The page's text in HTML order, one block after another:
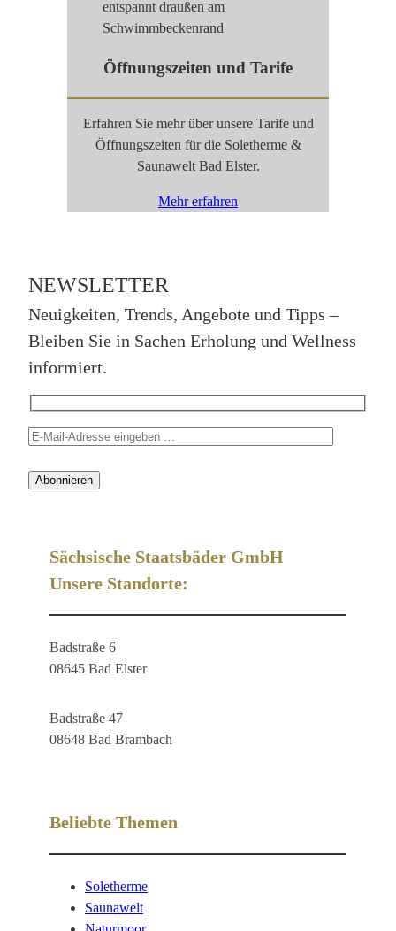
Öffnungszeiten und Tarife
Erfahren Sie mehr über unsere Tarife und
Öffnungszeiten für die Soletherme &
Saunawelt Bad Elster.
Mehr erfahren
NEWSLETTER
Neuigkeiten, Trends, Angebote und Tipps –
Bleiben Sie in Sachen Erholung und Wellness
informiert.
Sächsische Staatsbäder GmbH
Unsere Standorte:
Badstraße 6
08645 Bad Elster
Badstraße 47
08648 Bad Brambach
Beliebte Themen
Soletherme
Saunawelt